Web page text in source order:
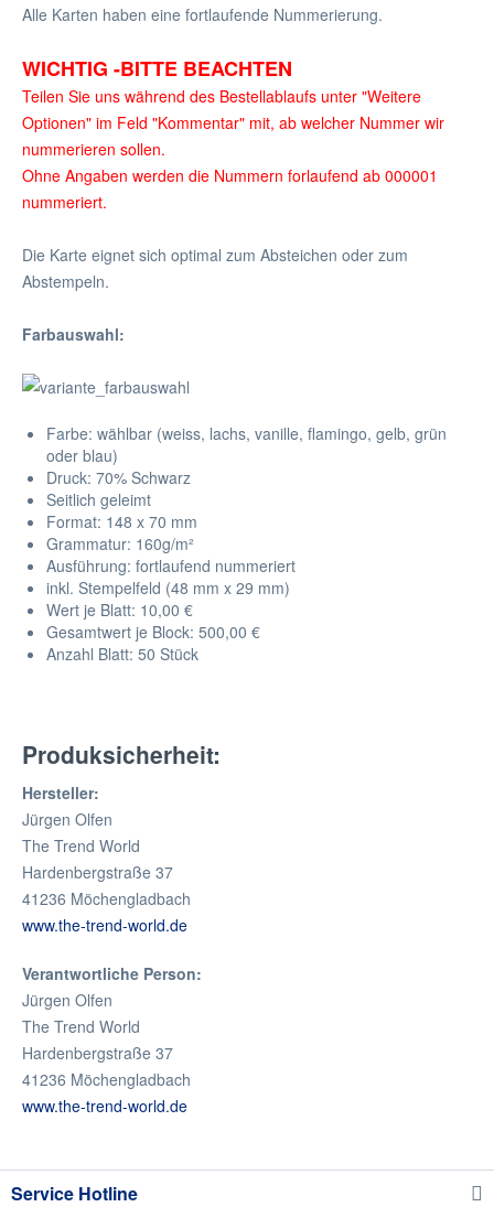
Alle Karten haben eine fortlaufende Nummerierung.
WICHTIG -BITTE BEACHTEN
Teilen Sie uns während des Bestellablaufs unter "Weitere
Optionen" im Feld "Kommentar" mit, ab welcher Nummer wir
nummerieren sollen.
Ohne Angaben werden die Nummern forlaufend ab 000001
nummeriert.
Die Karte eignet sich optimal zum Absteichen oder zum
Abstempeln.
Farbauswahl:
Farbe: wählbar (weiss, lachs, vanille, flamingo, gelb, grün
oder blau)
Druck: 70% Schwarz
Seitlich geleimt
Format: 148 x 70 mm
Grammatur: 160g/m²
Ausführung: fortlaufend nummeriert
inkl. Stempelfeld (48 mm x 29 mm)
Wert je Blatt: 10,00 €
Gesamtwert je Block: 500,00 €
Anzahl Blatt: 50 Stück
Produksicherheit:
Hersteller:
Jürgen Olfen
The Trend World
Hardenbergstraße 37
41236 Möchengladbach
www.the-trend-world.de
Verantwortliche Person:
Jürgen Olfen
The Trend World
Hardenbergstraße 37
41236 Möchengladbach
www.the-trend-world.de
Service Hotline